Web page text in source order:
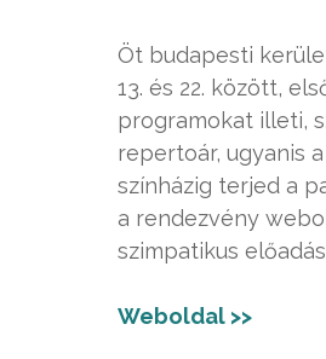
Öt budapesti
13. és 22. között,
programokat illeti,
repertoár, ugyanis
színházig terjed a
a rendezvény
szimpatikus
Weboldal >>